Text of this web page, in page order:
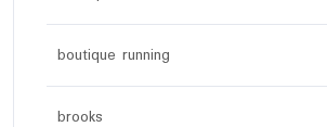
boutique running
brooks